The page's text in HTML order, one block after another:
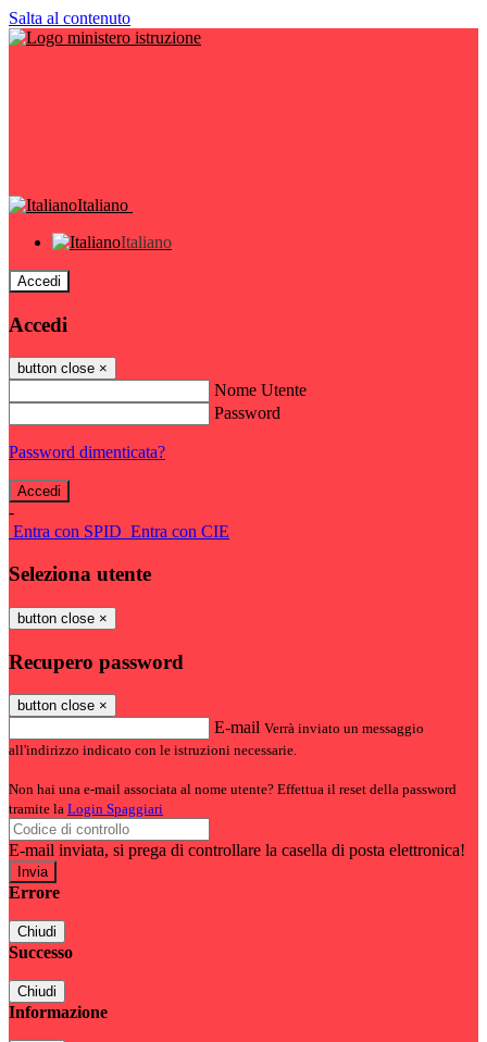
Salta al contenuto
Italiano
Italiano
Accedi
Accedi
button close ×
Nome Utente
Password
Password dimenticata?
-
Entra con SPID Entra con CIE
Seleziona utente
button close ×
Recupero password
button close ×
E-mail Verrà inviato un messaggio
all'indirizzo indicato con le istruzioni necessarie.
Non hai una e-mail associata al nome utente? Effettua il reset della password
tramite la Login Spaggiari
E-mail inviata, si prega di controllare la casella di posta elettronica!
Errore
Chiudi
Successo
Chiudi
Informazione